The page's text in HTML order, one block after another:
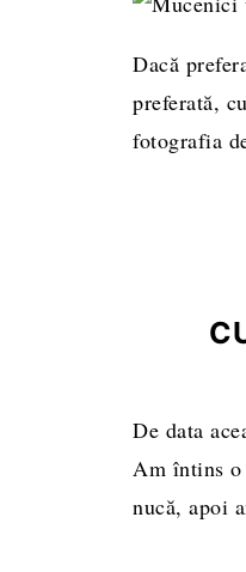
Dacă
preferată,
fotografia
De data
Am întins o
nucă, apoi